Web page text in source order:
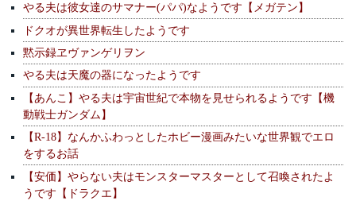
やる夫は彼女達のサマナー(パパ)なようです【メガテン】
ドクオが異世界転生したようです
黙示録ヱヴァンゲリヲン
やる夫は天魔の器になったようです
【あんこ】やる夫は宇宙世紀で本物を見せられるようです【機
動戦士ガンダム】
【R-18】なんかふわっとしたホビー漫画みたいな世界観でエロ
をするお話
【安価】やらない夫はモンスターマスターとして召喚されたよ
うです【ドラクエ】